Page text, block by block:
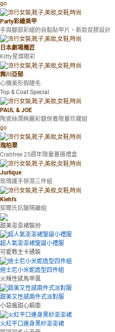
go
Party彩繪美甲
手與腳部彩繪的自黏貼甲片，新款背膠設計
日本劇場魔匠
Kitty星燦眼彩
舞川亞郁
心機美形假睫毛
Top & Coat Special
PAUL & JOE
陶瓷絲潤絢麗彩鏡保養限量珍藏組
go
瑰柏翠
Crabtree 25週年限量薔薇禮盒
Jurlique
玫瑰護手保濕三件組
Kiehl's
契爾氏抗皺隔離組
甜美澎澎裙裝扮
超人氣澎澎裙聖誕小禮服
可愛教主卡通裝
迪士尼小米妮造型四件組
火辣性感馬甲風
甜美又性感兩件式派對服
小惡魔甜心緞面
火紅平口連身黑紗澎澎裙